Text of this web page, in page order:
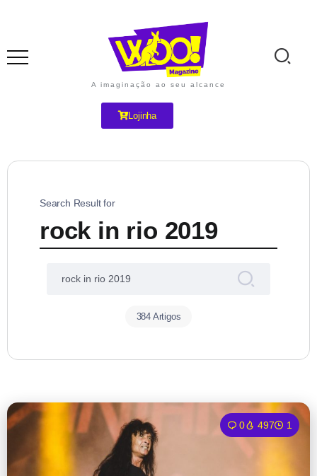
A imaginação ao seu alcance
Lojinha
Search Result for
rock in rio 2019
384 Artigos
0 497 1